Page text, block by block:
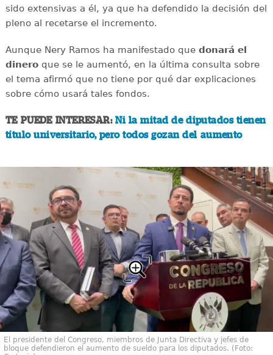
sido extensivas a él, ya que ha defendido la decisión del
pleno al recetarse el incremento.
Aunque Nery Ramos ha manifestado que donará el
dineroque se le aumentó, en la última consulta sobre
el tema afirmó que no tiene por qué dar explicaciones
sobre cómo usará tales fondos.
TE PUEDE INTERESAR:Ni la mitad de diputados tienen
título universitario, pero todos gozan del aumento
El presidente del Congreso, miembros de Junta Directiva y jefes de
bloque defendieron el aumento de sueldo para los diputados. (Foto: